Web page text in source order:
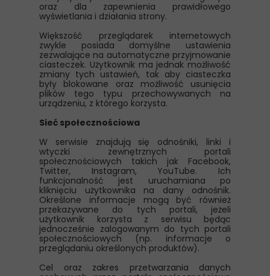
oraz dla zapewnienia prawidłowego
wyświetlania i działania strony.
Większość przeglądarek internetowych
zwykle posiada domyślne ustawienia
zezwalające na automatyczne przyjmowanie
ciasteczek. Użytkownik ma jednak możliwość
zmiany tych ustawień, tak aby ciasteczka
były blokowane oraz możliwość usunięcia
plików tego typu przechowywanych na
urządzeniu, z którego korzysta.
Sieć społecznościowa
W serwisie znajdują się odnośniki, linki i
wtyczki zewnętrznych portali
społecznościowych takich jak Facebook,
Twitter, Instagram, YouTube. Ich
funkcjonalność jest uruchamiana po
kliknięciu użytkownika na dany odnośnik.
Określone informacje mogą być również
przekazywane do tych portali, jeżeli
użytkownik korzysta z serwisu będąc
jednocześnie zalogowanym do tych portali
społecznościowych (np. informacje o
przeglądaniu określonych produktów).
Cel oraz zakres przetwarzania danych